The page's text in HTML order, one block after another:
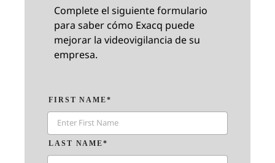
Complete el siguiente formulario
para saber cómo Exacq puede
mejorar la videovigilancia de su
empresa.
FIRST NAME*
LAST NAME*